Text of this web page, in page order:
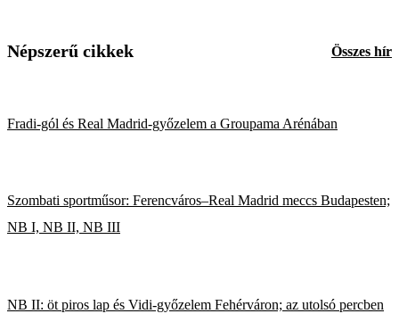
Népszerű cikkek Összes hír
Fradi-gól és Real Madrid-győzelem a Groupama Arénában
Szombati sportműsor: Ferencváros–Real Madrid meccs Budapesten;
NB I, NB II, NB III
NB II: öt piros lap és Vidi-győzelem Fehérváron; az utolsó percben